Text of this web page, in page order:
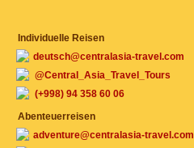
Individuelle Reisen
deutsch@centralasia-travel.com
@Central_Asia_Travel_Tours
(+998) 94 358 60 06
Abenteuerreisen
adventure@centralasia-travel.com